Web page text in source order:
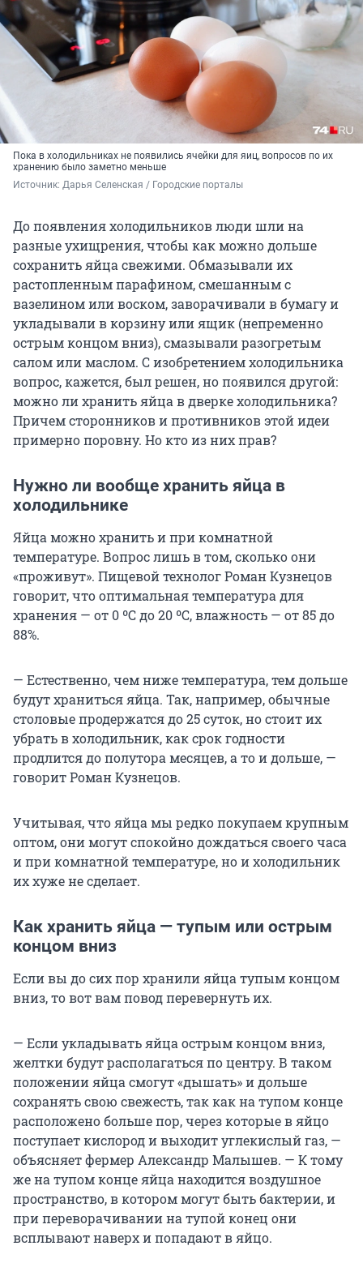
Пока в холодильниках не появились ячейки для яиц, вопросов по их
хранению было заметно меньше
Источник: Дарья Селенская / Городские порталы
До появления холодильников люди шли на
разные ухищрения, чтобы как можно дольше
сохранить яйца свежими. Обмазывали их
растопленным парафином, смешанным с
вазелином или воском, заворачивали в бумагу и
укладывали в корзину или ящик (непременно
острым концом вниз), смазывали разогретым
салом или маслом. С изобретением холодильника
вопрос, кажется, был решен, но появился другой:
можно ли хранить яйца в дверке холодильника?
Причем сторонников и противников этой идеи
примерно поровну. Но кто из них прав?
Нужно ли вообще хранить яйца в
холодильнике
Яйца можно хранить и при комнатной
температуре. Вопрос лишь в том, сколько они
«проживут». Пищевой технолог Роман Кузнецов
говорит, что оптимальная температура для
хранения — от 0 ºС до 20 ºС, влажность — от 85 до
88%.
— Естественно, чем ниже температура, тем дольше
будут храниться яйца. Так, например, обычные
столовые продержатся до 25 суток, но стоит их
убрать в холодильник, как срок годности
продлится до полутора месяцев, а то и дольше, —
говорит Роман Кузнецов.
Учитывая, что яйца мы редко покупаем крупным
оптом, они могут спокойно дождаться своего часа
и при комнатной температуре, но и холодильник
их хуже не сделает.
Как хранить яйца — тупым или острым
концом вниз
Если вы до сих пор хранили яйца тупым концом
вниз, то вот вам повод перевернуть их.
— Если укладывать яйца острым концом вниз,
желтки будут располагаться по центру. В таком
положении яйца смогут «дышать» и дольше
сохранять свою свежесть, так как на тупом конце
расположено больше пор, через которые в яйцо
поступает кислород и выходит углекислый газ, —
объясняет фермер Александр Малышев. — К тому
же на тупом конце яйца находится воздушное
пространство, в котором могут быть бактерии, и
при переворачивании на тупой конец они
всплывают наверх и попадают в яйцо.